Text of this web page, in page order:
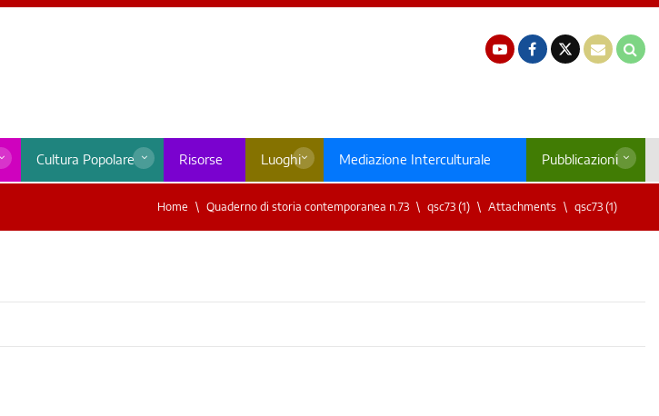
Cultura Popolare Risorse Luoghi Mediazione Interculturale Pubblicazioni
Home Quaderno di storia contemporanea n.73 qsc73 (1) Attachments qsc73 (1)